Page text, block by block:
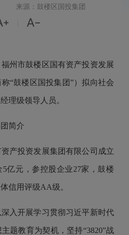
来源：鼓楼区国投集团

州市鼓楼区国有资产投资发展
称“鼓楼 区 国投集团 ”）拟向社会
理级领导人员 。
简介
产投资发展集团有限公司成立
5亿元，参控股企业27家，鼓楼
信用评级AA级。
入开展学习贯彻习近平新时代
题教育为契机，坚持“3820”战